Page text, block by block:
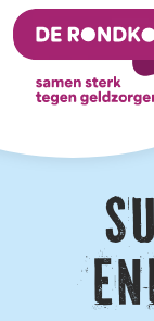
Ga
naar
inhoud